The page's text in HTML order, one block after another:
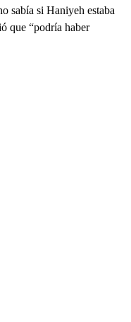
sabía si Haniyeh estaba
que “podría haber